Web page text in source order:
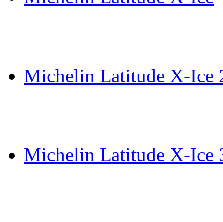
Michelin Latitude X-Ice
Michelin Latitude X-Ice